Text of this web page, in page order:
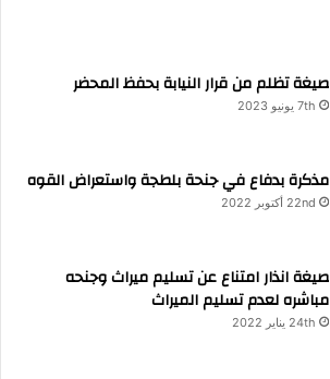
صيغة تظلم من قرار النيابة بحفظ المحضر
7th يونيو 2023
مذكرة بدفاع في جنحة بلطجة واستعراض القوه
22nd أكتوبر 2022
صيغة انذار امتناع عن تسليم ميراث وجنحه
مباشره لعدم تسليم الميراث
24th يناير 2022